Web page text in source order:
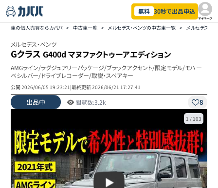
無料 30秒で出品申込
マイページ
車の個人売買ならカババ > 中古車一覧 > メルセデス・ベンツの中古車一覧 > メルセデス・
メルセデス・ベンツ
Gクラス G400d マヌファクトゥーアエディション
AMGライン/ラグジュアリーパッケージ/ブラックアクセント/限定モデル/モハー
ベシルバー/ドライブレコーダー/取説・スペアキー
公開2026/06/05 19:23:21|最終更新2026/06/21 17:27:41
出品中 閲覧数:3.2k 8
1 / 103